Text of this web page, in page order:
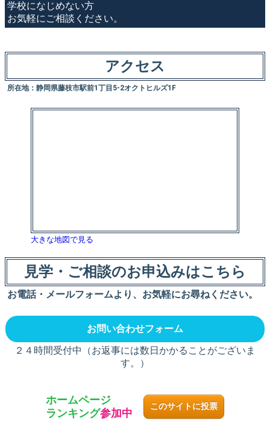
学校になじめない方
お気軽にご相談ください。
アクセス
所在地：静岡県藤枝市駅前1丁目5-2オクトヒルズ1F
大きな地図で見る
見学・ご相談のお申込みはこちら
お電話・メールフォームより、お気軽にお尋ねください。
お問い合わせフォーム
２４時間受付中（お返事には数日かかることがございま
す。）
ホームページ
ランキング参加中
このサイトに投票